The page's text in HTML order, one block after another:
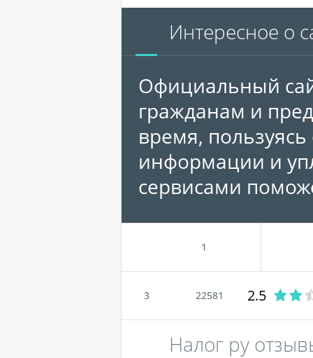
Интересное о
Официальный
гражданам и
время,
информации и
сервисами
1
3 22581 2.5
Налог ру